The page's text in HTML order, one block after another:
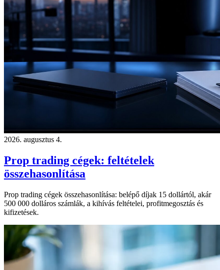
2026. augusztus 4.
Prop trading cégek: feltételek
összehasonlítása
Prop trading cégek összehasonlítása: belépő díjak 15 dollártól, akár
500 000 dolláros számlák, a kihívás feltételei, profitmegosztás és
kifizetések.